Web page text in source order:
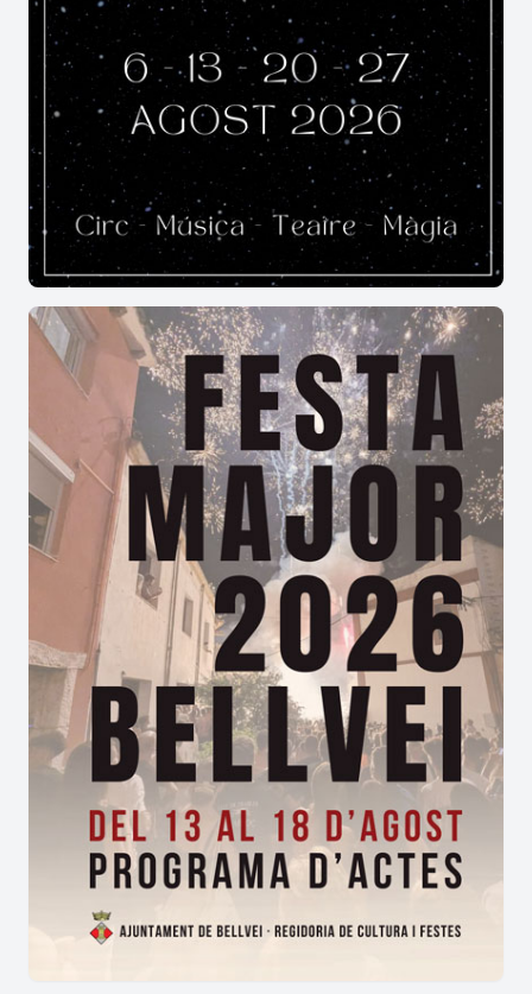
Freixenet i participar en una celebració que
combinatradició,música,cultura populari
activitats lúdiques. La varietat de propostes i el
caràcter participatiu fan que la Festa Major de
Sant Guim de Freixenet sigui una cita destacada
dins del calendari festiu de la Segarra.
Quines activitats ofereix la Festa
Major?
LaFesta Majorinclou habitualmentteatre,balls,
concerts,jocs de cucanya, atraccionsi
correfocs, entre altres activitats festives.
És una festa pensada per a totes les
edats?
Festa Majorpresenta activitats perquè
infants, joves i adults puguin gaudir de la
celebració.
Què fa especial la Festa Major de Sant
Guim de Freixenet?
La combinació de cultura popular ,participació
música
i activitats tradicionals converteix la
Festa Major de Sant Guim de Freixeneten una
de les celebracions més representatives del
municipi.